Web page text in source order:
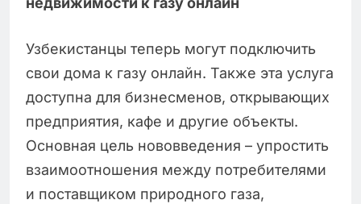
Узбекистанцы теперь могут подключить
свои дома к газу онлайн. Также эта услуга
доступна для бизнесменов, открывающих
предприятия, кафе и другие объекты.
Основная цель нововведения – упростить
взаимоотношения между потребителями
и поставщиком природного газа,